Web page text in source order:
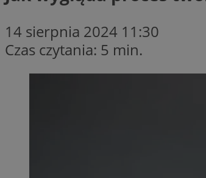
14 sierpnia 2024 11:30
Czas czytania: 5 min.